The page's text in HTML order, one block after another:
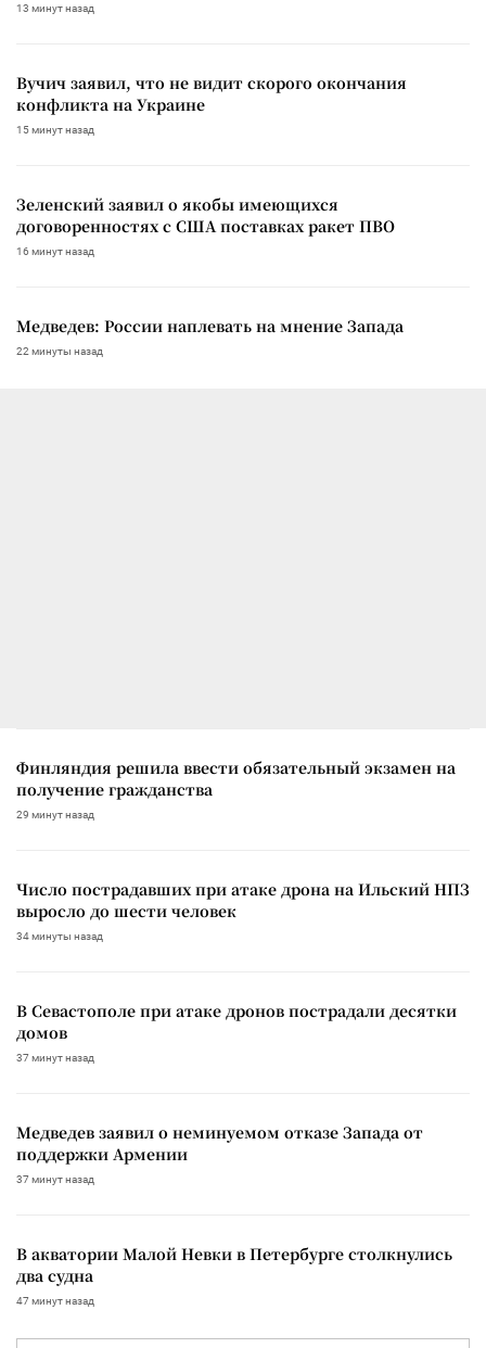
13 минут назад
Вучич заявил, что не видит скорого окончания
конфликта на Украине
15 минут назад
Зеленский заявил о якобы имеющихся
договоренностях с США поставках ракет ПВО
16 минут назад
Медведев: России наплевать на мнение Запада
22 минуты назад
Финляндия решила ввести обязательный экзамен на
получение гражданства
29 минут назад
Число пострадавших при атаке дрона на Ильский НПЗ
выросло до шести человек
34 минуты назад
В Севастополе при атаке дронов пострадали десятки
домов
37 минут назад
Медведев заявил о неминуемом отказе Запада от
поддержки Армении
37 минут назад
В акватории Малой Невки в Петербурге столкнулись
два судна
47 минут назад